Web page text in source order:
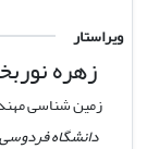
ویراستار
زهره
زمین شناسی
دانشگاه